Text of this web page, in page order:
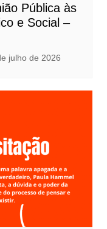
Pública às
e Social –
julho de 2026